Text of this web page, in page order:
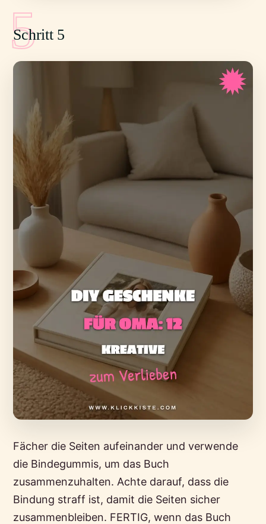
5
Schritt 5
Fächer die Seiten aufeinander und verwende
die Bindegummis, um das Buch
zusammenzuhalten. Achte darauf, dass die
Bindung straff ist, damit die Seiten sicher
zusammenbleiben. FERTIG, wenn das Buch